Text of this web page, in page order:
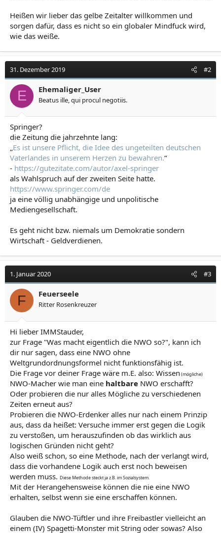
Heißen wir lieber das gelbe Zeitalter willkommen und
sorgen dafür, dass es nicht so ein globaler Mindfuck wird,
wie das weiße.
31. Dezember 2019 #2
E Ehemaliger_User
Beatus ille, qui procul negotiis.
Springer?
die Zeitung die jahrzehnte lang:
„Es ist unsere Pflicht, die Idee des ungeteilten deutschen
Vaterlandes in unserem Herzen zu bewahren.“
- https://gutezitate.com/autor/axel-springer
als Wahlspruch auf der zweiten Seite hatte.
https://www.springer.com/de
ja eine völlig unabhängige und unpolitische
Mediengesellschaft.
Es geht nicht bzw. niemals um Demokratie sondern
Wirtschaft - Geldverdienen.
1. Januar 2020 #3
F Feuerseele
Ritter Rosenkreuzer
Hi lieber IMMStauder,
zur Frage "Was macht eigentlich die NWO so?", kann ich
dir nur sagen, dass eine NWO ohne
Weltgrundordnungsformel nicht funktionsfähig ist.
Die Frage vor deiner Frage wäre m.E. also: Wissen (mögliche)
NWO-Macher wie man eine haltbare NWO erschafft?
Oder probieren die nur alles Mögliche zu verschiedenen
Zeiten erneut aus?
Probieren die NWO-Erdenker alles nur nach einem Prinzip
aus, dass da heißet: Versuche immer erst gegen die Logik
zu verstoßen, um herauszufinden ob das wirklich aus
logischen Gründen nicht geht?
Also weiß schon, so eine Methode, nach der verlangt wird,
dass die vorhandene Logik auch erst noch beweisen
werden muss. Diese Methode steckt ja z.B. im Sozialsystem.
Mit der Herangehensweise können die nie eine NWO
erhalten, selbst wenn sie eine erschaffen können.
Glauben die NWO-Tüftler und ihre Freibastler vielleicht an
einem (IV) Spagetti-Monster mit String oder sowas? Also